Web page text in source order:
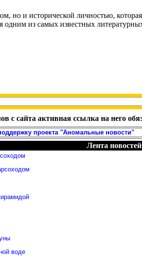
но и исторической личностью,
из самых известных
с сайта активная ссылка на него
проекта "Аномальные новости"
Лента новостей
воде